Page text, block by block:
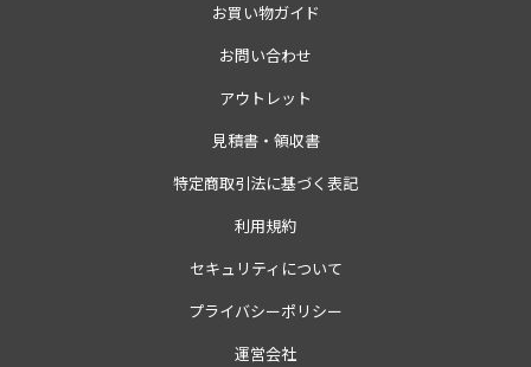
お買い物ガイド
お問い合わせ
アウトレット
見積書・領収書
特定商取引法に基づく表記
利用規約
セキュリティについて
プライバシーポリシー
運営会社